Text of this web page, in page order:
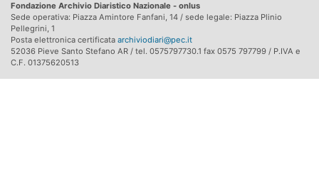
Fondazione Archivio Diaristico Nazionale - onlus
Sede operativa: Piazza Amintore Fanfani, 14 / sede legale: Piazza Plinio
Pellegrini, 1
Posta elettronica certificata archiviodiari@pec.it
52036 Pieve Santo Stefano AR / tel. 0575797730.1 fax 0575 797799 / P.IVA e
C.F. 01375620513